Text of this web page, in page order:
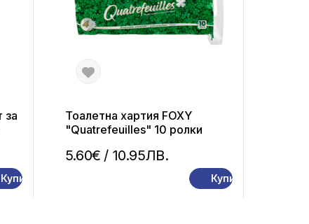
за
Купи
5.60€ / 10.95ЛВ.
Тоалетна хартия FOXY
"Quatrefeuilles" 10 ролки
Купи